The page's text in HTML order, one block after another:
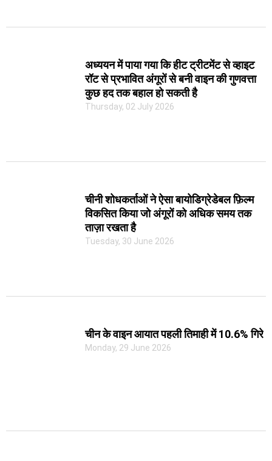
अध्ययन में पाया गया कि हीट ट्रीटमेंट से व्हाइट
रॉट से प्रभावित अंगूरों से बनी वाइन की गुणवत्ता
कुछ हद तक बहाल हो सकती है
Thursday, 02 July 2026
चीनी शोधकर्ताओं ने ऐसा बायोडिग्रेडेबल फ़िल्म
विकसित किया जो अंगूरों को अधिक समय तक
ताज़ा रखता है
Tuesday, 30 June 2026
चीन के वाइन आयात पहली तिमाही में 10.6% गिरे
Monday, 29 June 2026